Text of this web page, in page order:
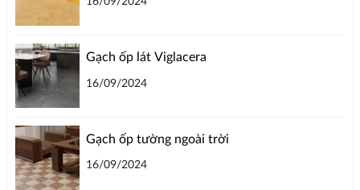
Gạch ốp lát Viglacera
16/09/2024
Gạch ốp tường ngoài trời
16/09/2024